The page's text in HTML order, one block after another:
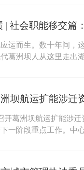
运而生。数十年间，
葛洲坝人从这里走出
开葛洲坝航运扩能涉
一阶段重点工作。中